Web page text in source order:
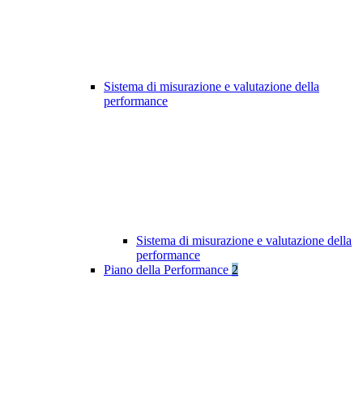
Sistema di misurazione e valutazione della
performance
Sistema di misurazione e valutazione della
performance
Piano della Performance 2